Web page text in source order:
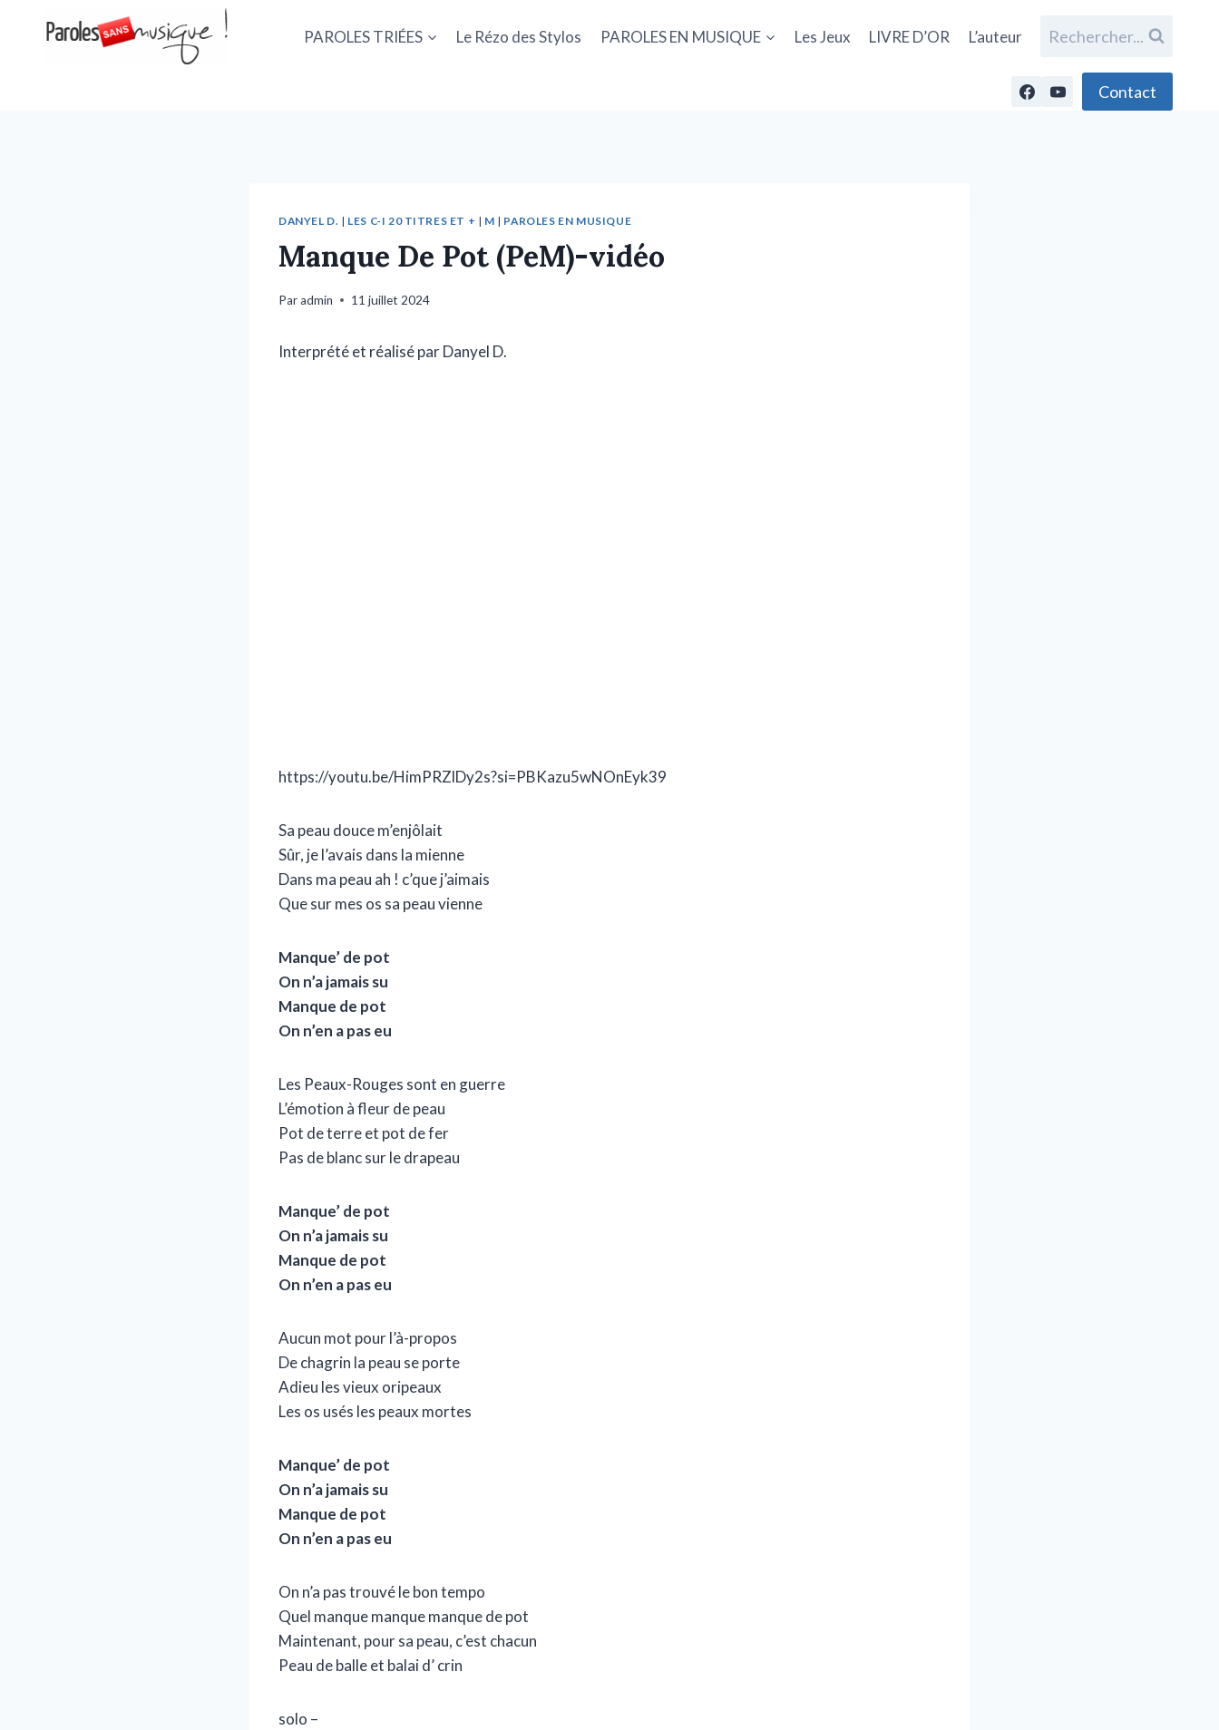
PAROLES TRIÉES Le Rézo des Stylos PAROLES EN MUSIQUE Les Jeux LIVRE D’OR L’auteur Rechercher...
Contact
DANYEL D. | LES C-I 20 TITRES ET + | M | PAROLES EN MUSIQUE
Manque De Pot (PeM)-vidéo
Paradmin 11 juillet 2024
Interprété et réalisé par Danyel D.
https://youtu.be/HimPRZlDy2s?si=PBKazu5wNOnEyk39
Sa peau douce m’enjôlait
Sûr, je l’avais dans la mienne
Dans ma peau ah ! c’que j’aimais
Que sur mes os sa peau vienne
Manque’ de pot
On n’a jamais su
Manque de pot
On n’en a pas eu
Les Peaux-Rouges sont en guerre
L’émotion à fleur de peau
Pot de terre et pot de fer
Pas de blanc sur le drapeau
Manque’ de pot
On n’a jamais su
Manque de pot
On n’en a pas eu
Aucun mot pour l’à-propos
De chagrin la peau se porte
Adieu les vieux oripeaux
Les os usés les peaux mortes
Manque’ de pot
On n’a jamais su
Manque de pot
On n’en a pas eu
On n’a pas trouvé le bon tempo
Quel manque manque manque de pot
Maintenant, pour sa peau, c’est chacun
Peau de balle et balai d’ crin
solo –